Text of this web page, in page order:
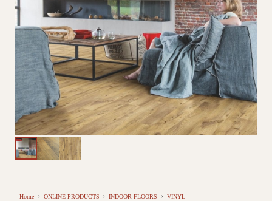
Home ONLINE PRODUCTS INDOOR FLOORS VINYL